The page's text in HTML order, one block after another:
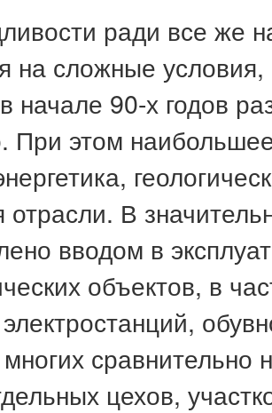
ради все же
на сложные
начале 90-х годов
При этом
В
вводом в
объектов, в
сравнительно
цехов,